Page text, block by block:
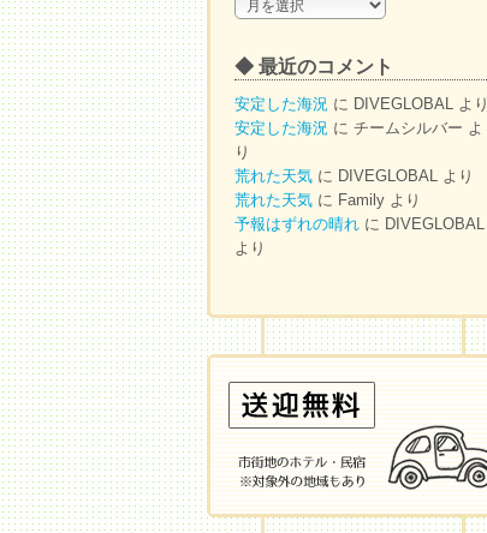
ア
カ
イ
ブ
◆ 最近のコメント
安定した海況 に DIVEGLOBAL より
安定した海況 に チームシルバー よ
り
荒れた天気 に DIVEGLOBAL より
荒れた天気 に Family より
予報はずれの晴れ に DIVEGLOBAL
より